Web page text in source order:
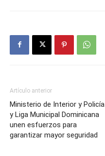
Artículo anterior
Ministerio de Interior y Policía
y Liga Municipal Dominicana
unen esfuerzos para
garantizar mayor seguridad